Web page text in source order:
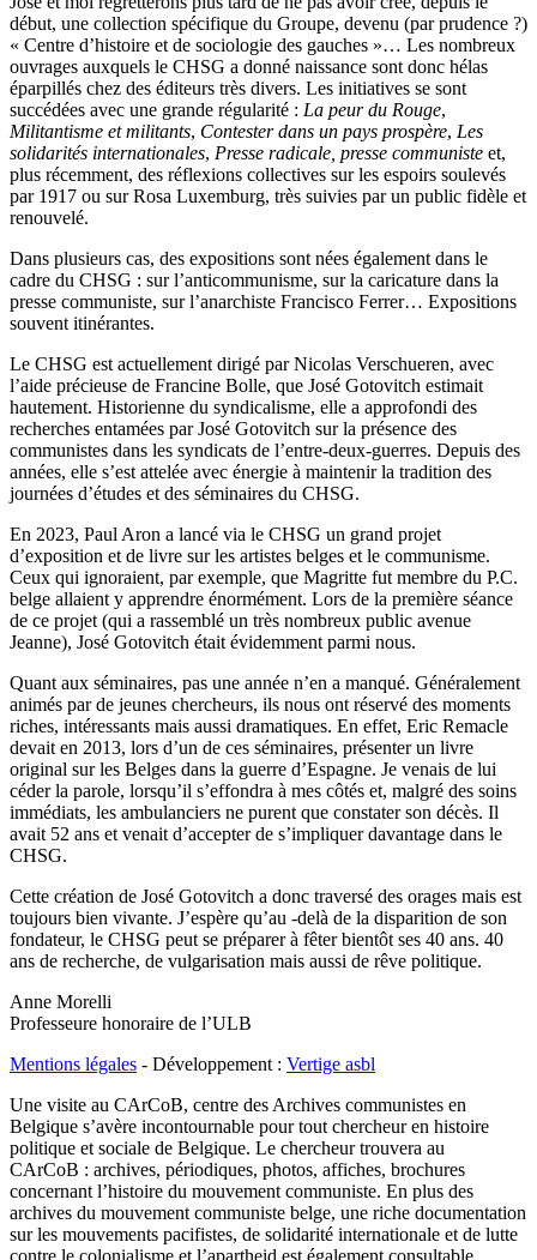
début, une collection spécifique du Groupe, devenu (par prudence ?)
« Centre d’histoire et de sociologie des gauches »… Les nombreux
ouvrages auxquels le CHSG a donné naissance sont donc hélas
éparpillés chez des éditeurs très divers. Les initiatives se sont
succédées avec une grande régularité : La peur du Rouge,
Militantisme et militants, Contester dans un pays prospère, Les
solidarités internationales, Presse radicale, presse communiste et,
plus récemment, des réflexions collectives sur les espoirs soulevés
par 1917 ou sur Rosa Luxemburg, très suivies par un public fidèle et
renouvelé.
Dans plusieurs cas, des expositions sont nées également dans le
cadre du CHSG : sur l’anticommunisme, sur la caricature dans la
presse communiste, sur l’anarchiste Francisco Ferrer… Expositions
souvent itinérantes.
Le CHSG est actuellement dirigé par Nicolas Verschueren, avec
l’aide précieuse de Francine Bolle, que José Gotovitch estimait
hautement. Historienne du syndicalisme, elle a approfondi des
recherches entamées par José Gotovitch sur la présence des
communistes dans les syndicats de l’entre-deux-guerres. Depuis des
années, elle s’est attelée avec énergie à maintenir la tradition des
journées d’études et des séminaires du CHSG.
En 2023, Paul Aron a lancé via le CHSG un grand projet
d’exposition et de livre sur les artistes belges et le communisme.
Ceux qui ignoraient, par exemple, que Magritte fut membre du P.C.
belge allaient y apprendre énormément. Lors de la première séance
de ce projet (qui a rassemblé un très nombreux public avenue
Jeanne), José Gotovitch était évidemment parmi nous.
Quant aux séminaires, pas une année n’en a manqué. Généralement
animés par de jeunes chercheurs, ils nous ont réservé des moments
riches, intéressants mais aussi dramatiques. En effet, Eric Remacle
devait en 2013, lors d’un de ces séminaires, présenter un livre
original sur les Belges dans la guerre d’Espagne. Je venais de lui
céder la parole, lorsqu’il s’effondra à mes côtés et, malgré des soins
immédiats, les ambulanciers ne purent que constater son décès. Il
avait 52 ans et venait d’accepter de s’impliquer davantage dans le
CHSG.
Cette création de José Gotovitch a donc traversé des orages mais est
toujours bien vivante. J’espère qu’au -delà de la disparition de son
fondateur, le CHSG peut se préparer à fêter bientôt ses 40 ans. 40
ans de recherche, de vulgarisation mais aussi de rêve politique.
Anne Morelli
Professeure honoraire de l’ULB
Mentions légales - Développement : Vertige asbl
Une visite au CArCoB, centre des Archives communistes en
Belgique s’avère incontournable pour tout chercheur en histoire
politique et sociale de Belgique. Le chercheur trouvera au
CArCoB : archives, périodiques, photos, affiches, brochures
concernant l’histoire du mouvement communiste. En plus des
archives du mouvement communiste belge, une riche documentation
sur les mouvements pacifistes, de solidarité internationale et de lutte
contre le colonialisme et l’apartheid est également consultable.